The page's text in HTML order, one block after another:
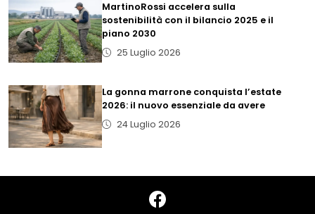
MartinoRossi accelera sulla
sostenibilità con il bilancio 2025 e il
piano 2030
25 Luglio 2026
La gonna marrone conquista l’estate
2026: il nuovo essenziale da avere
24 Luglio 2026